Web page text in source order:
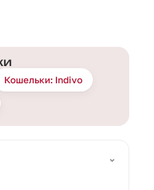
Кошельки: Indivo
⌄